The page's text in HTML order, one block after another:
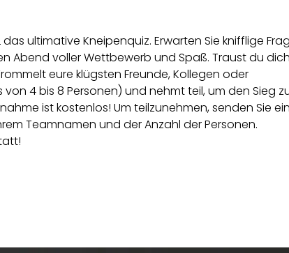
ultimative Kneipenquiz. Erwarten Sie knifflige
Abend voller Wettbewerb und Spaß. Traust du
eure klügsten Freunde, Kollegen oder
4 bis 8 Personen) und nehmt teil, um den Sieg
ist kostenlos! Um teilzunehmen, senden Sie
Teamnamen und der Anzahl der Personen.